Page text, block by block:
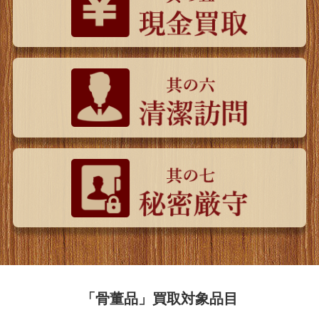
「骨董品」買取対象品目